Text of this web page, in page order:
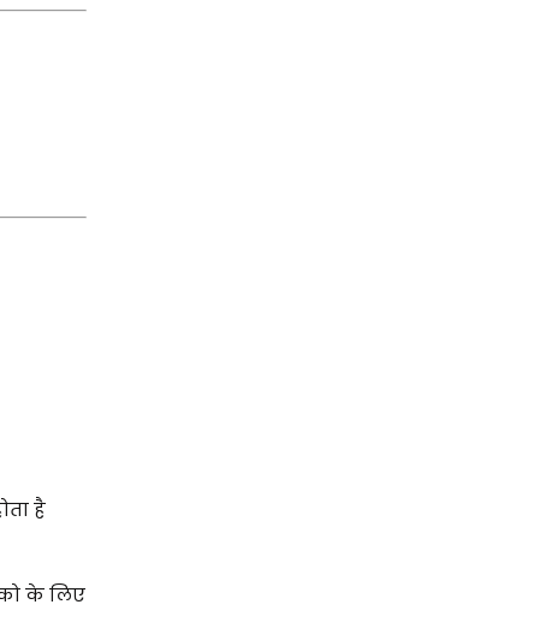
है
के लिए